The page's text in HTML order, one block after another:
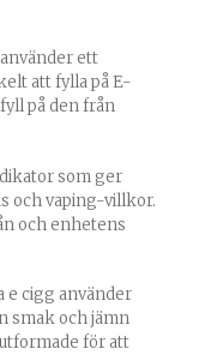
använder ett
att fylla på E-
på den från
som ger
och vaping-villkor.
och enhetens
e cigg använder
smak och jämn
för att